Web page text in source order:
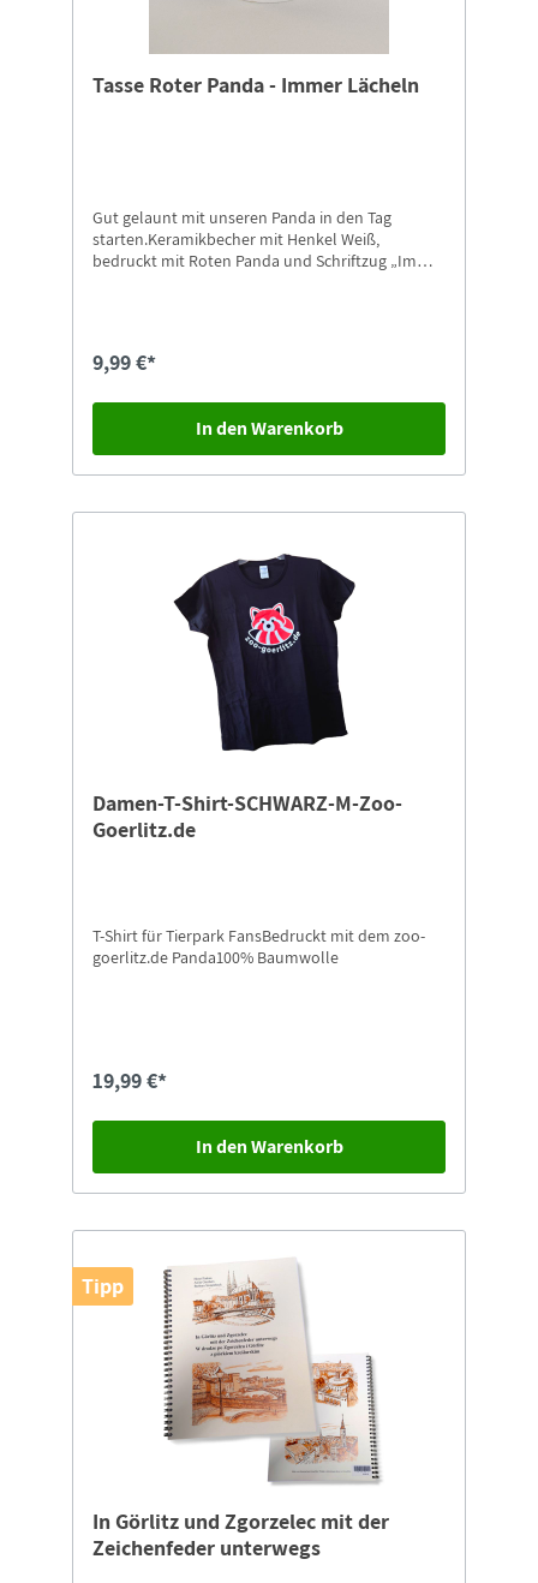
Tasse Roter Panda - Immer Lächeln
Gut gelaunt mit unseren Panda in den Tag
starten.Keramikbecher mit Henkel Weiß,
bedruckt mit Roten Panda und Schriftzug „Immer
9,99 €*
In den Warenkorb
Damen-T-Shirt-SCHWARZ-M-Zoo-
Goerlitz.de
T-Shirt für Tierpark FansBedruckt mit dem zoo-
goerlitz.de Panda100% Baumwolle
19,99 €*
In den Warenkorb
Tipp
In Görlitz und Zgorzelec mit der
Zeichenfeder unterwegs